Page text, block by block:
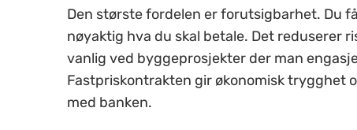
Den største fordelen er forutsigbarhet. Du
nøyaktig hva du skal betale. Det reduserer
vanlig ved byggeprosjekter der man
Fastpriskontrakten gir økonomisk trygghet
med banken.